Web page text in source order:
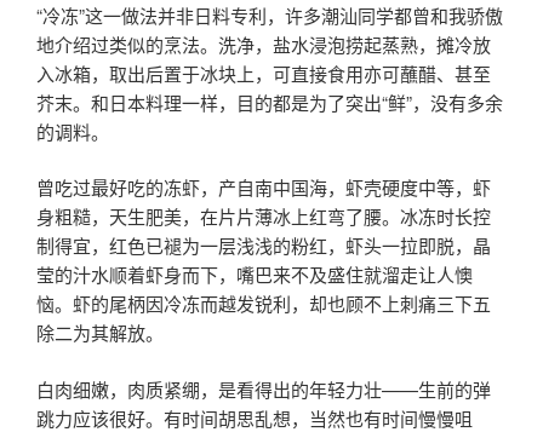
“冷冻”这一做法并非日料专利，许多潮汕同学都曾和我骄傲
地介绍过类似的烹法。洗净，盐水浸泡捞起蒸熟，摊冷放
入冰箱，取出后置于冰块上，可直接食用亦可蘸醋、甚至
芥末。和日本料理一样，目的都是为了突出“鲜”，没有多余
的调料。
曾吃过最好吃的冻虾，产自南中国海，虾壳硬度中等，虾
身粗糙，天生肥美，在片片薄冰上红弯了腰。冰冻时长控
制得宜，红色已褪为一层浅浅的粉红，虾头一拉即脱，晶
莹的汁水顺着虾身而下，嘴巴来不及盛住就溜走让人懊
恼。虾的尾柄因冷冻而越发锐利，却也顾不上刺痛三下五
除二为其解放。
白肉细嫩，肉质紧绷，是看得出的年轻力壮——生前的弹
跳力应该很好。有时间胡思乱想，当然也有时间慢慢咀